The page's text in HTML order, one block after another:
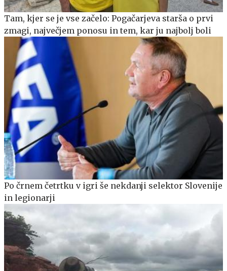
Tam, kjer se je vse začelo: Pogačarjeva starša o prvi
zmagi, največjem ponosu in tem, kar ju najbolj boli
Po črnem četrtku v igri še nekdanji selektor Slovenije
in legionarji